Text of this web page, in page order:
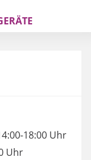
18:00 Uhr
Uhr